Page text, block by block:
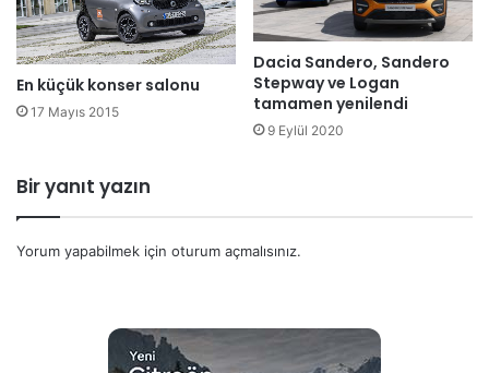
En küçük konser salonu
17 Mayıs 2015
Dacia Sandero, Sandero
Stepway ve Logan
tamamen yenilendi
9 Eylül 2020
Bir yanıt yazın
Yorum yapabilmek için oturum açmalısınız.